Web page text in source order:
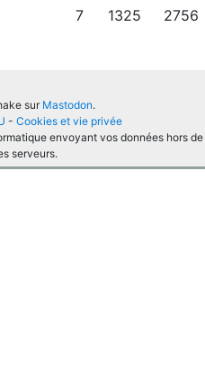
7 1325 2756
sur Mastodon.
- Cookies et vie privée
envoyant vos données hors de
serveurs.